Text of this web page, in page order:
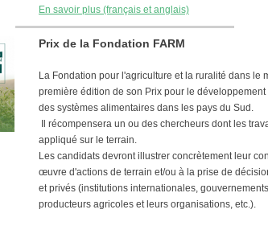
En savoir plus (français et anglais)
Prix de la Fondation FARM
La Fondation pour l'agriculture et la ruralité dans le
première édition de son Prix pour le
des systèmes alimentaires dans les pays du Sud.
Il récompensera un ou des chercheurs dont les
appliqué sur le terrain.
Les candidats devront illustrer concrètement leur
œuvre d'actions de terrain et/ou à la prise de
et privés (institutions internationales,
producteurs agricoles et leurs organisations, etc.).